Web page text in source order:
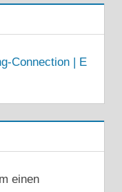
Connection | E
einen